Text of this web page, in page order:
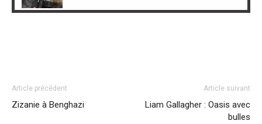
Article précédent
Zizanie à Benghazi
Article suivant
Liam Gallagher : Oasis avec
bulles